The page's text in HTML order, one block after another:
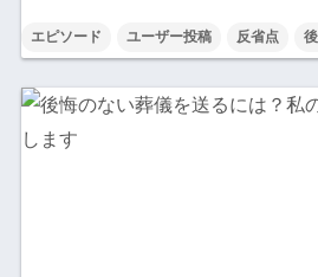
エピソード ユーザー投稿 反省点